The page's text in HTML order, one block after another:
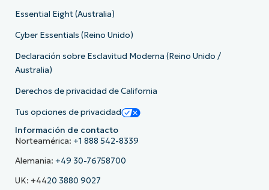
Essential Eight (Australia)
Cyber Essentials (Reino Unido)
Declaración sobre Esclavitud Moderna (Reino Unido /
Australia)
Derechos de privacidad de California
Tus opciones de privacidad
Información de contacto
Norteamérica: +1 888 542-8339
Alemania: +49 30-76758700
UK: +4420 3880 9027